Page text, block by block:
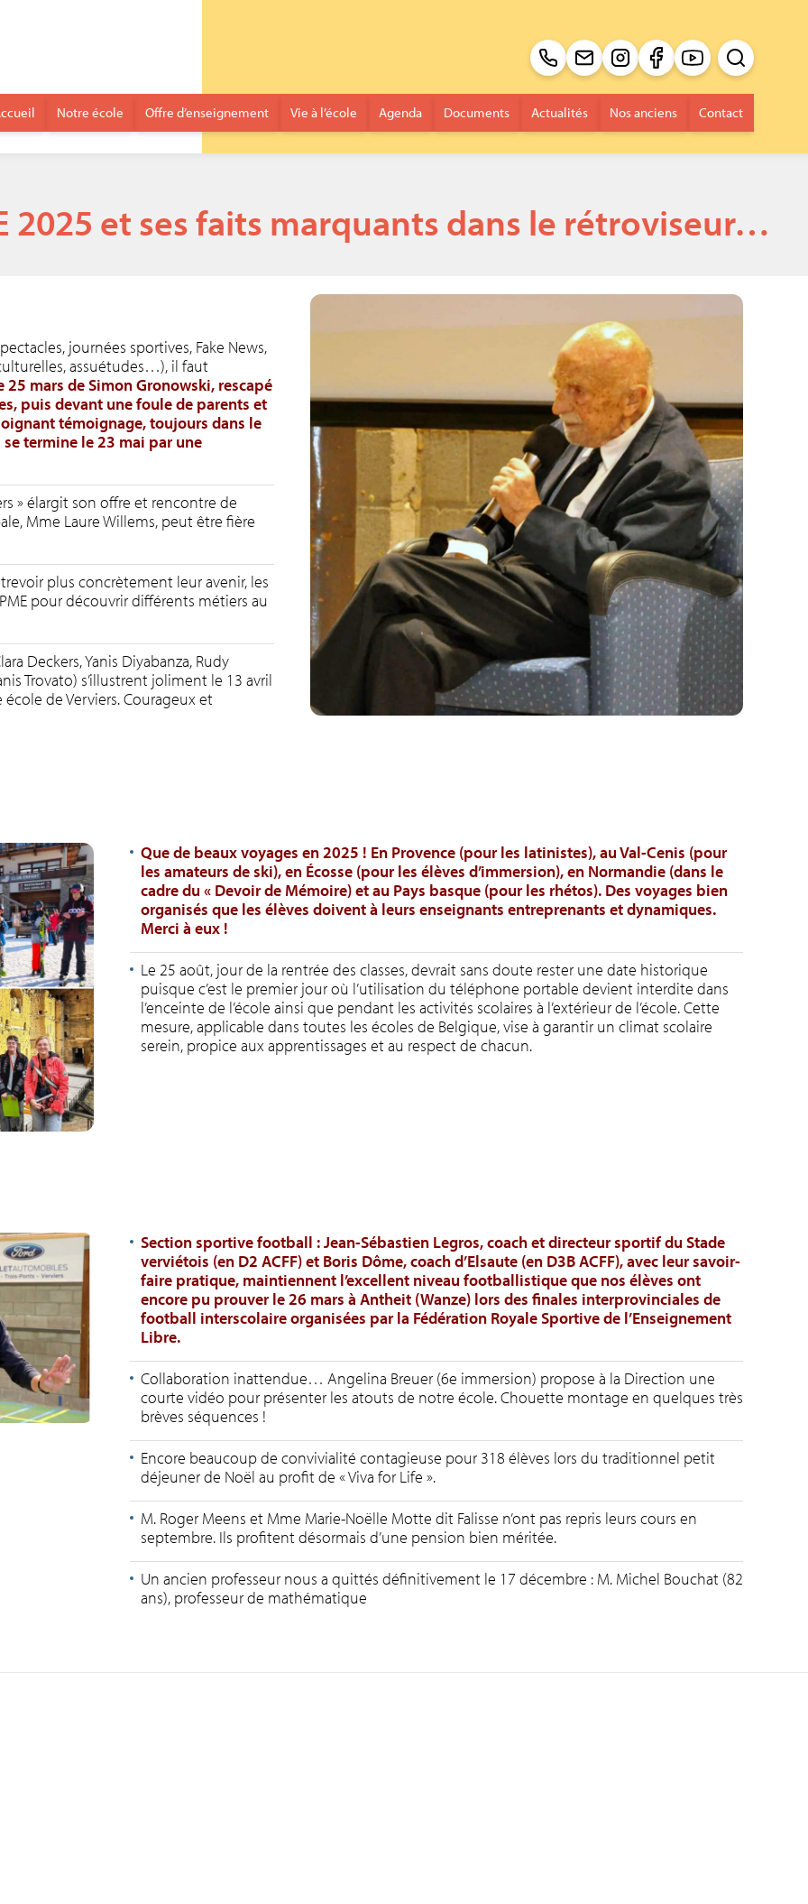
Recherche
Envoi
Notre école Offre d’enseignement Vie à l’école Agenda Documents Actualités Nos anciens Contact
2025 et ses faits marquants dans le rétroviseur…
journées sportives, Fake News,
assuétudes…), il faut
25 mars de Simon Gronowski, rescapé
puis devant une foule de parents et
témoignage, toujours dans le
termine le 23 mai par une
» élargit son offre et rencontre de
Mme Laure Willems, peut être fière
plus concrètement leur avenir, les
pour découvrir différents métiers au
Deckers, Yanis Diyabanza, Rudy
Trovato) s’illustrent joliment le 13 avril
de Verviers. Courageux et
Que de beaux voyages en 2025 ! En Provence (pour les latinistes), au Val-Cenis (pour
les amateurs de ski), en Écosse (pour les élèves d’immersion), en Normandie (dans le
cadre du « Devoir de Mémoire) et au Pays basque (pour les rhétos). Des voyages bien
organisés que les élèves doivent à leurs enseignants entreprenants et dynamiques.
Merci à eux !
Le 25 août, jour de la rentrée des classes, devrait sans doute rester une date historique
puisque c’est le premier jour où l’utilisation du téléphone portable devient interdite dans
l’enceinte de l’école ainsi que pendant les activités scolaires à l’extérieur de l’école. Cette
mesure, applicable dans toutes les écoles de Belgique, vise à garantir un climat scolaire
serein, propice aux apprentissages et au respect de chacun.
Section sportive football : Jean-Sébastien Legros, coach et directeur sportif du Stade
verviétois (en D2 ACFF) et Boris Dôme, coach d’Elsaute (en D3B ACFF), avec leur savoir-
faire pratique, maintiennent l’excellent niveau footballistique que nos élèves ont
encore pu prouver le 26 mars à Antheit (Wanze) lors des finales interprovinciales de
football interscolaire organisées par la Fédération Royale Sportive de l’Enseignement
Libre.
Collaboration inattendue… Angelina Breuer (6e immersion) propose à la Direction une
courte vidéo pour présenter les atouts de notre école. Chouette montage en quelques très
brèves séquences !
Encore beaucoup de convivialité contagieuse pour 318 élèves lors du traditionnel petit
déjeuner de Noël au profit de « Viva for Life ».
M. Roger Meens et Mme Marie-Noëlle Motte dit Falisse n’ont pas repris leurs cours en
septembre. Ils profitent désormais d’une pension bien méritée.
Un ancien professeur nous a quittés définitivement le 17 décembre : M. Michel Bouchat (82
ans), professeur de mathématique